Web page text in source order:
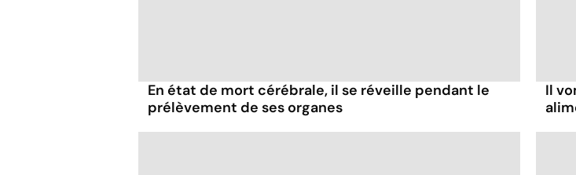
En état de mort cérébrale, il se réveille pendant le
prélèvement de ses organes
Il